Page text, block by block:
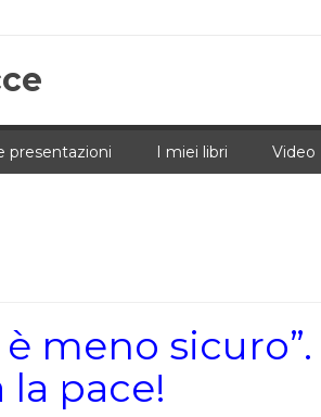
presentazioni I miei libri Video
meno sicuro”.
la pace!